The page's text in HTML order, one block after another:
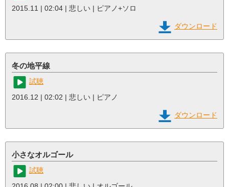
2015.11 | 02:04 | 悲しい | ピアノ+ソロ
ダウンロード
冬の地平線
試聴
2016.12 | 02:02 | 悲しい | ピアノ
ダウンロード
小さなオルゴール
試聴